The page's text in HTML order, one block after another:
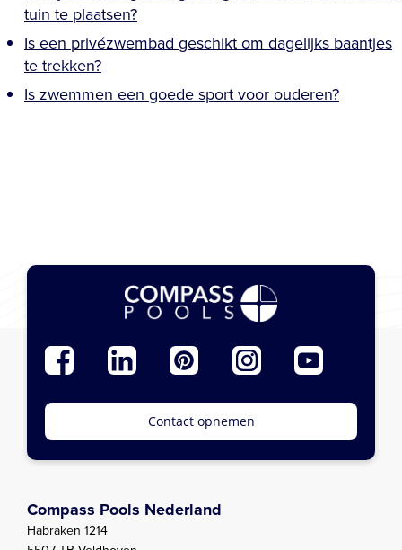
tuin te plaatsen?
Is een privézwembad geschikt om dagelijks baantjes
te trekken?
Is zwemmen een goede sport voor ouderen?
Contact opnemen
Compass Pools Nederland
Habraken 1214